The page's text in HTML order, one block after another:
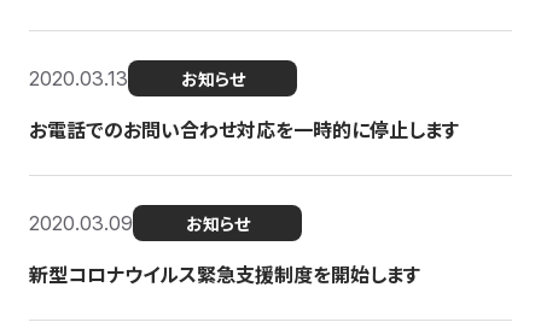
2020.03.13 お知らせ
お電話でのお問い合わせ対応を一時的に停止します
2020.03.09 お知らせ
新型コロナウイルス緊急支援制度を開始します